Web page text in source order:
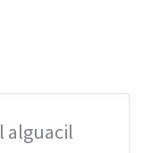
alguacil